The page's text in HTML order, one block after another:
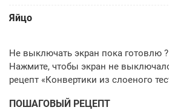
Яйцо
ПОШАГОВЫЙ РЕЦЕПТ